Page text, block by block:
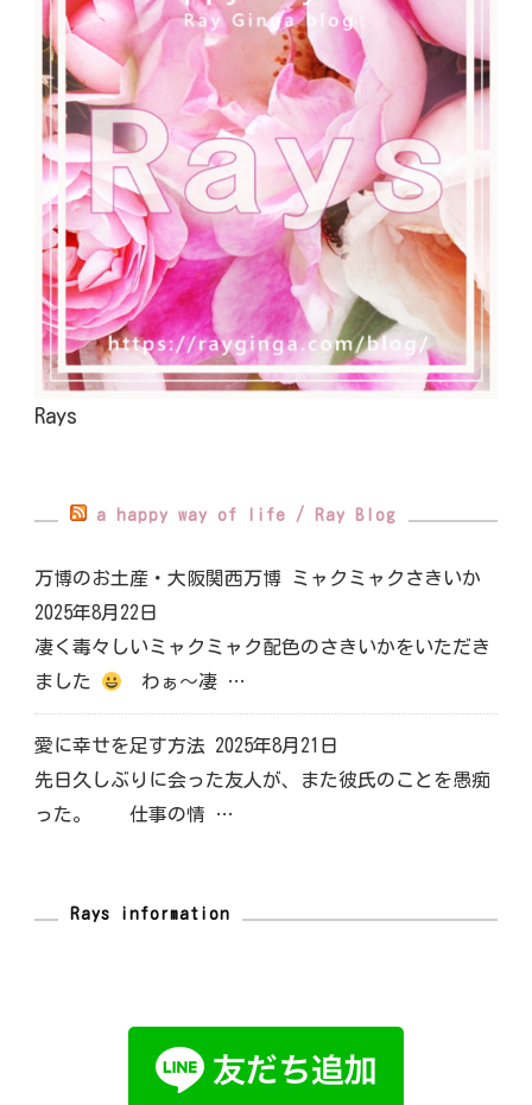
Rays
a happy way of life / Ray Blog
万博のお土産・大阪関西万博 ミャクミャクさきいか
2025年8月22日
凄く毒々しいミャクミャク配色のさきいかをいただき
ました
わぁ～凄 …
愛に幸せを足す方法
2025年8月21日
先日久しぶりに会った友人が、また彼氏のことを愚痴
った。 仕事の情 …
Rays information